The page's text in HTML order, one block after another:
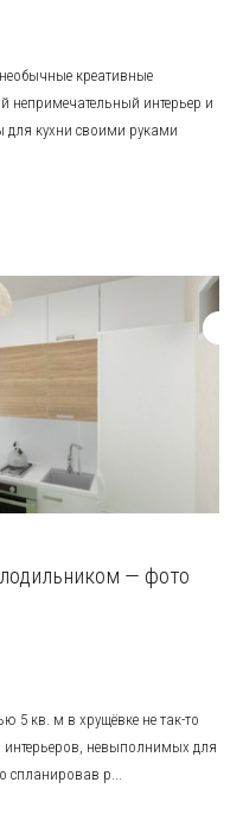
креативные
непримечательный интерьер и
кухни своими руками
— фото
5 кв. м в хрущёвке не так-то
интерьеров, невыполнимых для
спланировав р...